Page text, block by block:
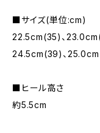
■サイズ(単位:cm)
22.5cm(35)、
24.5cm(39)、
■ヒール高さ
約5.5cm